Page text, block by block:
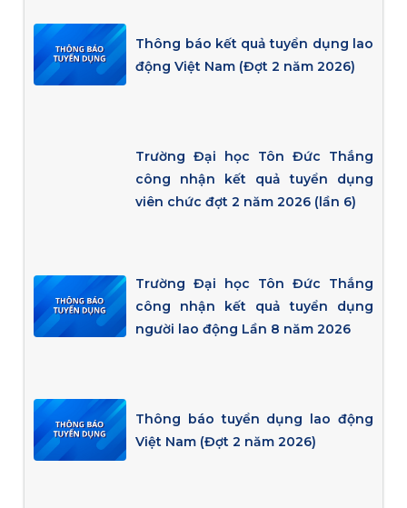
Thông báo kết quả tuyển dụng lao
động Việt Nam (Đợt 2 năm 2026)
Trường Đại học Tôn Đức Thắng
công nhận kết quả tuyển dụng
viên chức đợt 2 năm 2026 (lần 6)
Trường Đại học Tôn Đức Thắng
công nhận kết quả tuyển dụng
người lao động Lần 8 năm 2026
Thông báo tuyển dụng lao động
Việt Nam (Đợt 2 năm 2026)